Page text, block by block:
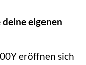
eigenen
eröffnen sich